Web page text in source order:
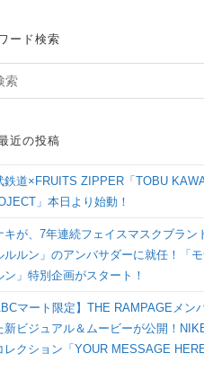
ード検索
近の投稿
鉄道×FRUITS ZIPPER「TOBU
」本日より始動！
キが、7年連続フェイスマスクブラン
ルルン」のアンバサダーに就任！「
ン」特別企画がスタート！
マート限定】THE RAMPAGEメン
新ビジュアル＆ムービーが公開！
レクション「YOUR MESSAGE